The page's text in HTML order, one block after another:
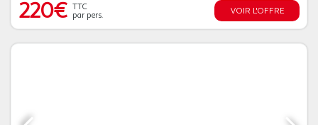
220€ TTC
par pers.
VOIR L'OFFRE